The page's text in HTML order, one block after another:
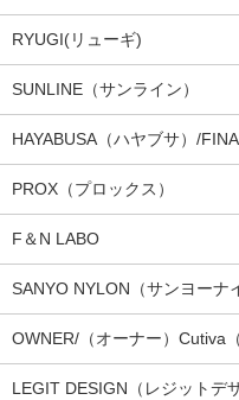
RYUGI(リューギ)
SUNLINE（サンライン）
HAYABUSA（ハヤブサ）/
PROX（プロックス）
F＆N LABO
SANYO NYLON（サンヨーナ
OWNER/（オーナー）Cutiva
LEGIT DESIGN（レジットデ